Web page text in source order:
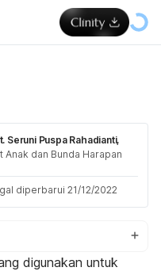
Seruni Puspa Rahadianti,
Anak dan Bunda Harapan
diperbarui 21/12/2022
digunakan untuk